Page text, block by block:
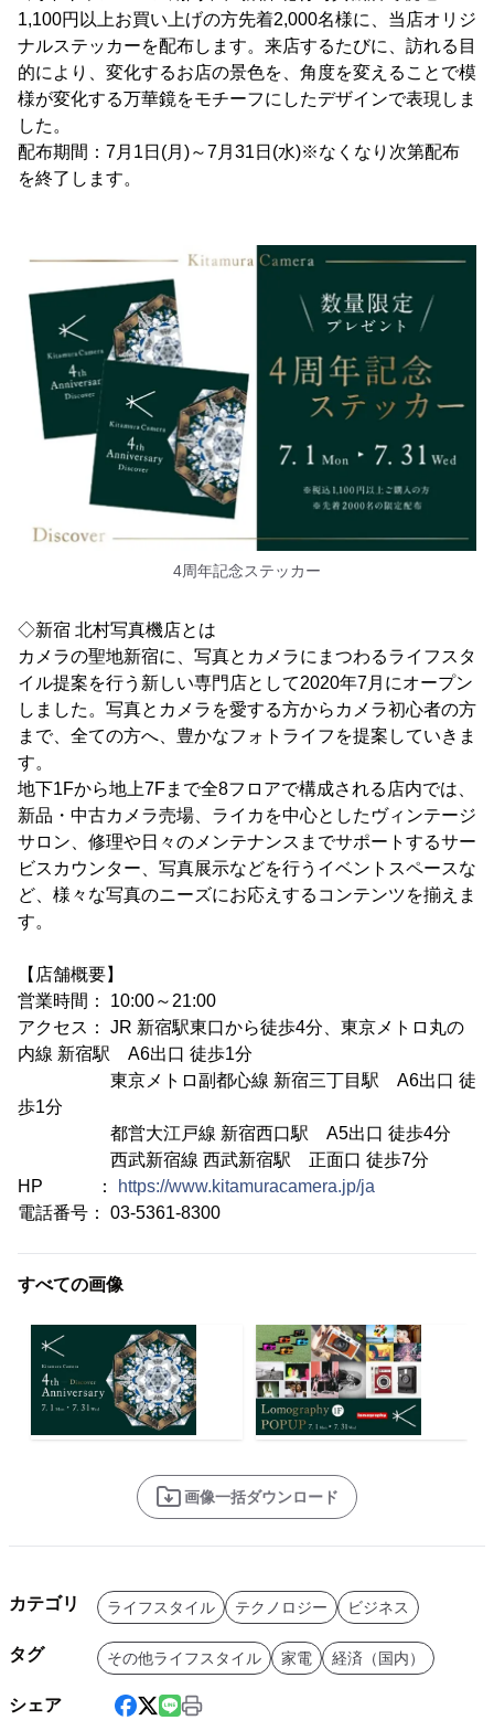
1,100円以上お買い上げの方先着2,000名様に、当店オリジ
ナルステッカーを配布します。来店するたびに、訪れる目
的により、変化するお店の景色を、角度を変えることで模
様が変化する万華鏡をモチーフにしたデザインで表現しま
した。
配布期間：7月1日(月)～7月31日(水)※なくなり次第配布
を終了します。
4周年記念ステッカー
◇新宿 北村写真機店とは
カメラの聖地新宿に、写真とカメラにまつわるライフスタ
イル提案を行う新しい専門店として2020年7月にオープン
しました。写真とカメラを愛する方からカメラ初心者の方
まで、全ての方へ、豊かなフォトライフを提案していきま
す。
地下1Fから地上7Fまで全8フロアで構成される店内では、
新品・中古カメラ売場、ライカを中心としたヴィンテージ
サロン、修理や日々のメンテナンスまでサポートするサー
ビスカウンター、写真展示などを行うイベントスペースな
ど、様々な写真のニーズにお応えするコンテンツを揃えま
す。
【店舗概要】
営業時間： 10:00～21:00
アクセス： JR 新宿駅東口から徒歩4分、東京メトロ丸の
内線 新宿駅 A6出口 徒歩1分
東京メトロ副都心線 新宿三丁目駅 A6出口 徒
歩1分
都営大江戸線 新宿西口駅 A5出口 徒歩4分
西武新宿線 西武新宿駅 正面口 徒歩7分
HP ：
https://www.kitamuracamera.jp/ja
電話番号： 03-5361-8300
すべての画像
画像一括ダウンロード
カテゴリ ライフスタイル テクノロジー ビジネス
タグ その他ライフスタイル 家電 経済（国内）
シェア